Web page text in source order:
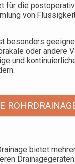
für die
von
besonders
oder andere
und
bietet
Drainagegeräten: